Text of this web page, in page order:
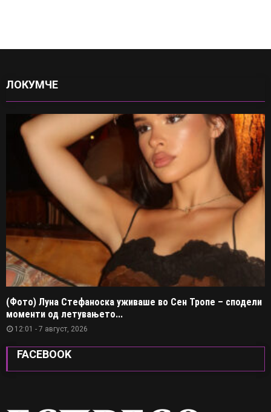
ЛОКУМЧЕ
(Фото) Луна Стефаноска уживаше во Сен Тропе – сподели
моменти од летувањето...
12:01 - 7 август, 2026
FACEBOOK